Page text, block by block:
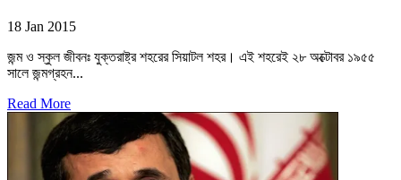
18 Jan 2015
জন্ম ও স্কুল জীবনঃ যুক্তরাষ্ট্র শহরের সিয়াটল শহর। এই শহরেই ২৮ অক্টোবর ১৯৫৫
সালে জন্মগ্রহন...
Read More